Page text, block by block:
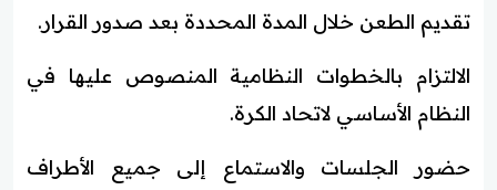
تقديم الطعن خلال المدة المحددة بعد صدور القرار.
الالتزام بالخطوات النظامية المنصوص عليها في
النظام الأساسي لاتحاد الكرة.
حضور الجلسات والاستماع إلى جميع الأطراف